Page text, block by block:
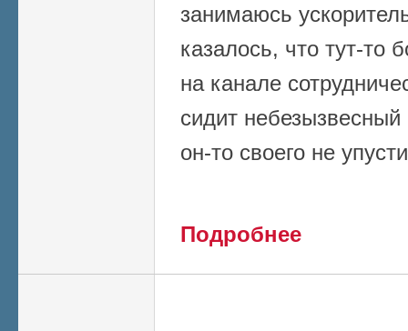
занимаюсь
казалось, что тут-то
на канале
сидит
он-то своего не
Подробнее